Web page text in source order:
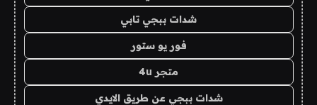
شدات ببجي تابي
فور يو ستور
متجر 4u
شدات ببجي عن طريق الايدي